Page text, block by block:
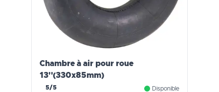
Chambre à air pour roue
13''(330x85mm)
5/5 Disponible